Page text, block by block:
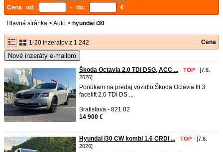
Cena od:
- do: €
Hlavná stránka >Auto > hyundai i30
1-20 inzerátov z 1 242 Cena
Nové inzeráty e-mailom
Škoda Octavia 2.0 TDI DSG, ACC ... - TOP - [7.8.
2026]
Ponúkam na predaj vozidlo Škoda Octavia III 3
facelift 2.0 TDI DS ...
Bratislava - 821 02
14 900 €
Hyundai i30 CW kombi 1.6 CRDi ... - TOP - [7.8.
2026]